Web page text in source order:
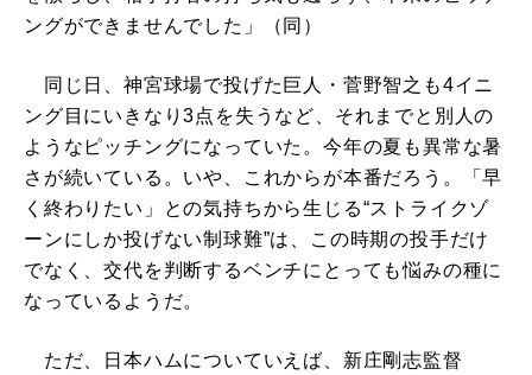
ングができませんでした」（同）
同じ日、神宮球場で投げた巨人・菅野智之も4イニ
ング目にいきなり3点を失うなど、それまでと別人の
ようなピッチングになっていた。今年の夏も異常な暑
さが続いている。いや、これからが本番だろう。「早
く終わりたい」との気持ちから生じる“ストライクゾ
ーンにしか投げない制球難”は、この時期の投手だけ
でなく、交代を判断するベンチにとっても悩みの種に
なっているようだ。
ただ、日本ハムについていえば、新庄剛志監督